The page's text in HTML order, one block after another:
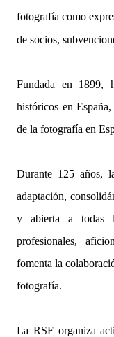
fotografía como
de socios,
Fundada en 1899,
históricos en
de la fotografía en
Durante 125 años,
adaptación,
y abierta a todas
profesionales,
fomenta la
fotografía.
La RSF organiza